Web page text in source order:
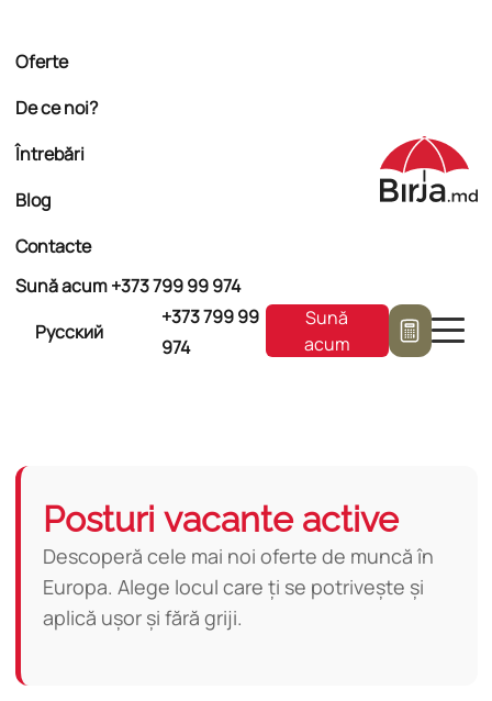
Oferte
De ce noi?
Întrebări
Blog
Contacte
Sună acum +373799 99 974
Русский
+373799 99
974
Sună
acum
Posturi vacante active
Descoperă cele mai noi oferte de muncă în
Europa. Alege locul care ți se potrivește și
aplică ușor și fără griji.